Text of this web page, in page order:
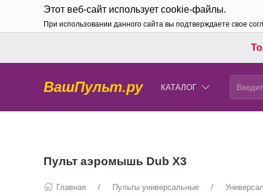
Этот веб-сайт использует cookie-файлы.
При использовании данного сайта вы подтверждаете свое
ВашПульт.ру КАТАЛОГ
Пульт аэромышь Dub X3
Главная Пульты универсальные